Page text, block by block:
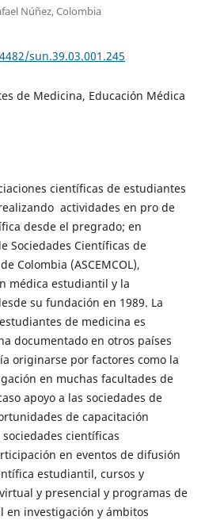
Núñez, Colombia
sun.39.03.001.245
de Medicina, Educación Médica
científicas de estudiantes
actividades en pro de
desde el pregrado; en
Sociedades Científicas de
Colombia (ASCEMCOL),
médica estudiantil y la
su fundación en 1989. La
de medicina es
documentado en otros países
originarse por factores como la
en muchas facultades de
apoyo a las sociedades de
de capacitación
científicas
en eventos de difusión
estudiantil, cursos y
y presencial y programas de
investigación y ámbitos